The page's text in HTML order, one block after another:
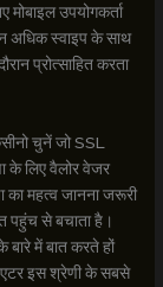
उपयोगकर्ता
अधिक स्वाइप के साथ
प्रोत्साहित करता
चुनें जो SSL
के लिए वैलोर वेजर
का महत्व जानना जरूरी
पहुंच से बचाता है।
में बात करते हों
इस श्रेणी के सबसे